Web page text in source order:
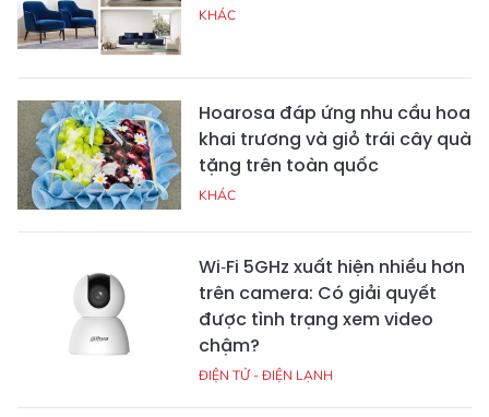
KHÁC
Hoarosa đáp ứng nhu cầu hoa
khai trương và giỏ trái cây quà
tặng trên toàn quốc
KHÁC
Wi‑Fi 5GHz xuất hiện nhiều hơn
trên camera: Có giải quyết
được tình trạng xem video
chậm?
ĐIỆN TỬ - ĐIỆN LẠNH